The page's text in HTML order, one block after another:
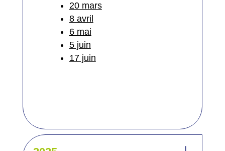
20 mars
8 avril
6 mai
5 juin
17 juin